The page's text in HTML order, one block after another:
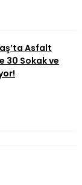
Asfalt
30 Sokak ve